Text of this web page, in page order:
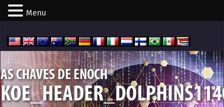
AS CHAVES DE ENOCH®
Menu